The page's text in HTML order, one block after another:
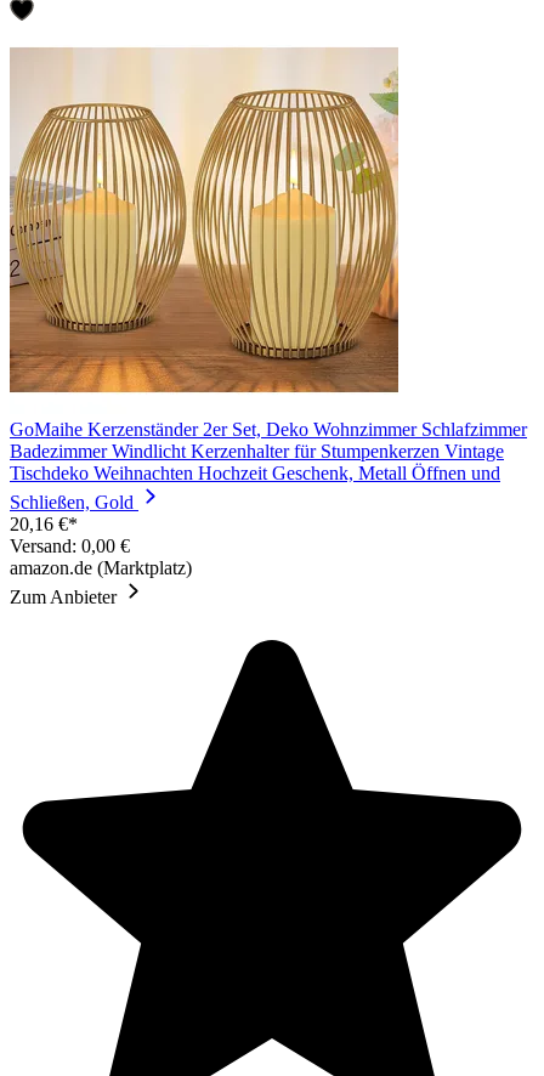
GoMaihe Kerzenständer 2er Set, Deko Wohnzimmer Schlafzimmer
Badezimmer Windlicht Kerzenhalter für Stumpenkerzen Vintage
Tischdeko Weihnachten Hochzeit Geschenk, Metall Öffnen und
Schließen, Gold
20,16 €*
Versand: 0,00 €
amazon.de (Marktplatz)
Zum Anbieter